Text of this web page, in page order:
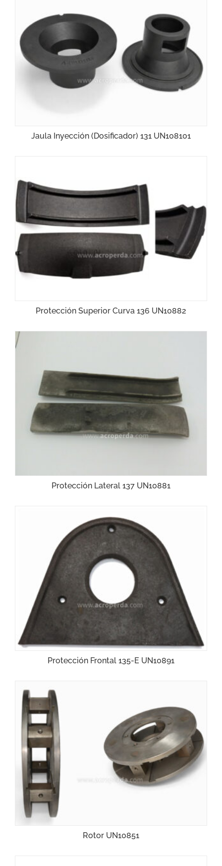
Jaula Inyección (Dosificador) 131 UN108101
Protección Superior Curva 136 UN10882
Protección Lateral 137 UN10881
Protección Frontal 135-E UN10891
Rotor UN10851